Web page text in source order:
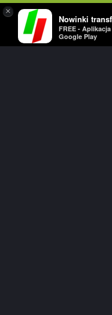
×
Nowinki
FREE -
Google Play